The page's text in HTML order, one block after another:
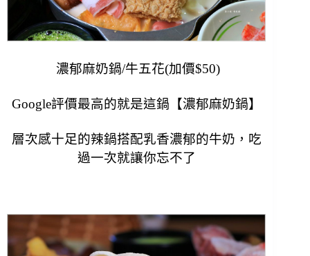
濃郁麻奶鍋/牛五花(加價$50)
Google評價最高的就是這鍋【濃郁麻奶鍋】
層次感十足的辣鍋搭配乳香濃郁的牛奶， 吃
過一次就讓你忘不了